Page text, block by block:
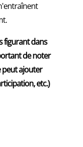
figurant dans
de noter
peut ajouter
etc.)